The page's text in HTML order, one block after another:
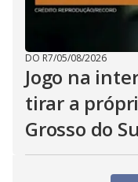
DO R7/05/08/2026
Jogo na
tirar a
Grosso do